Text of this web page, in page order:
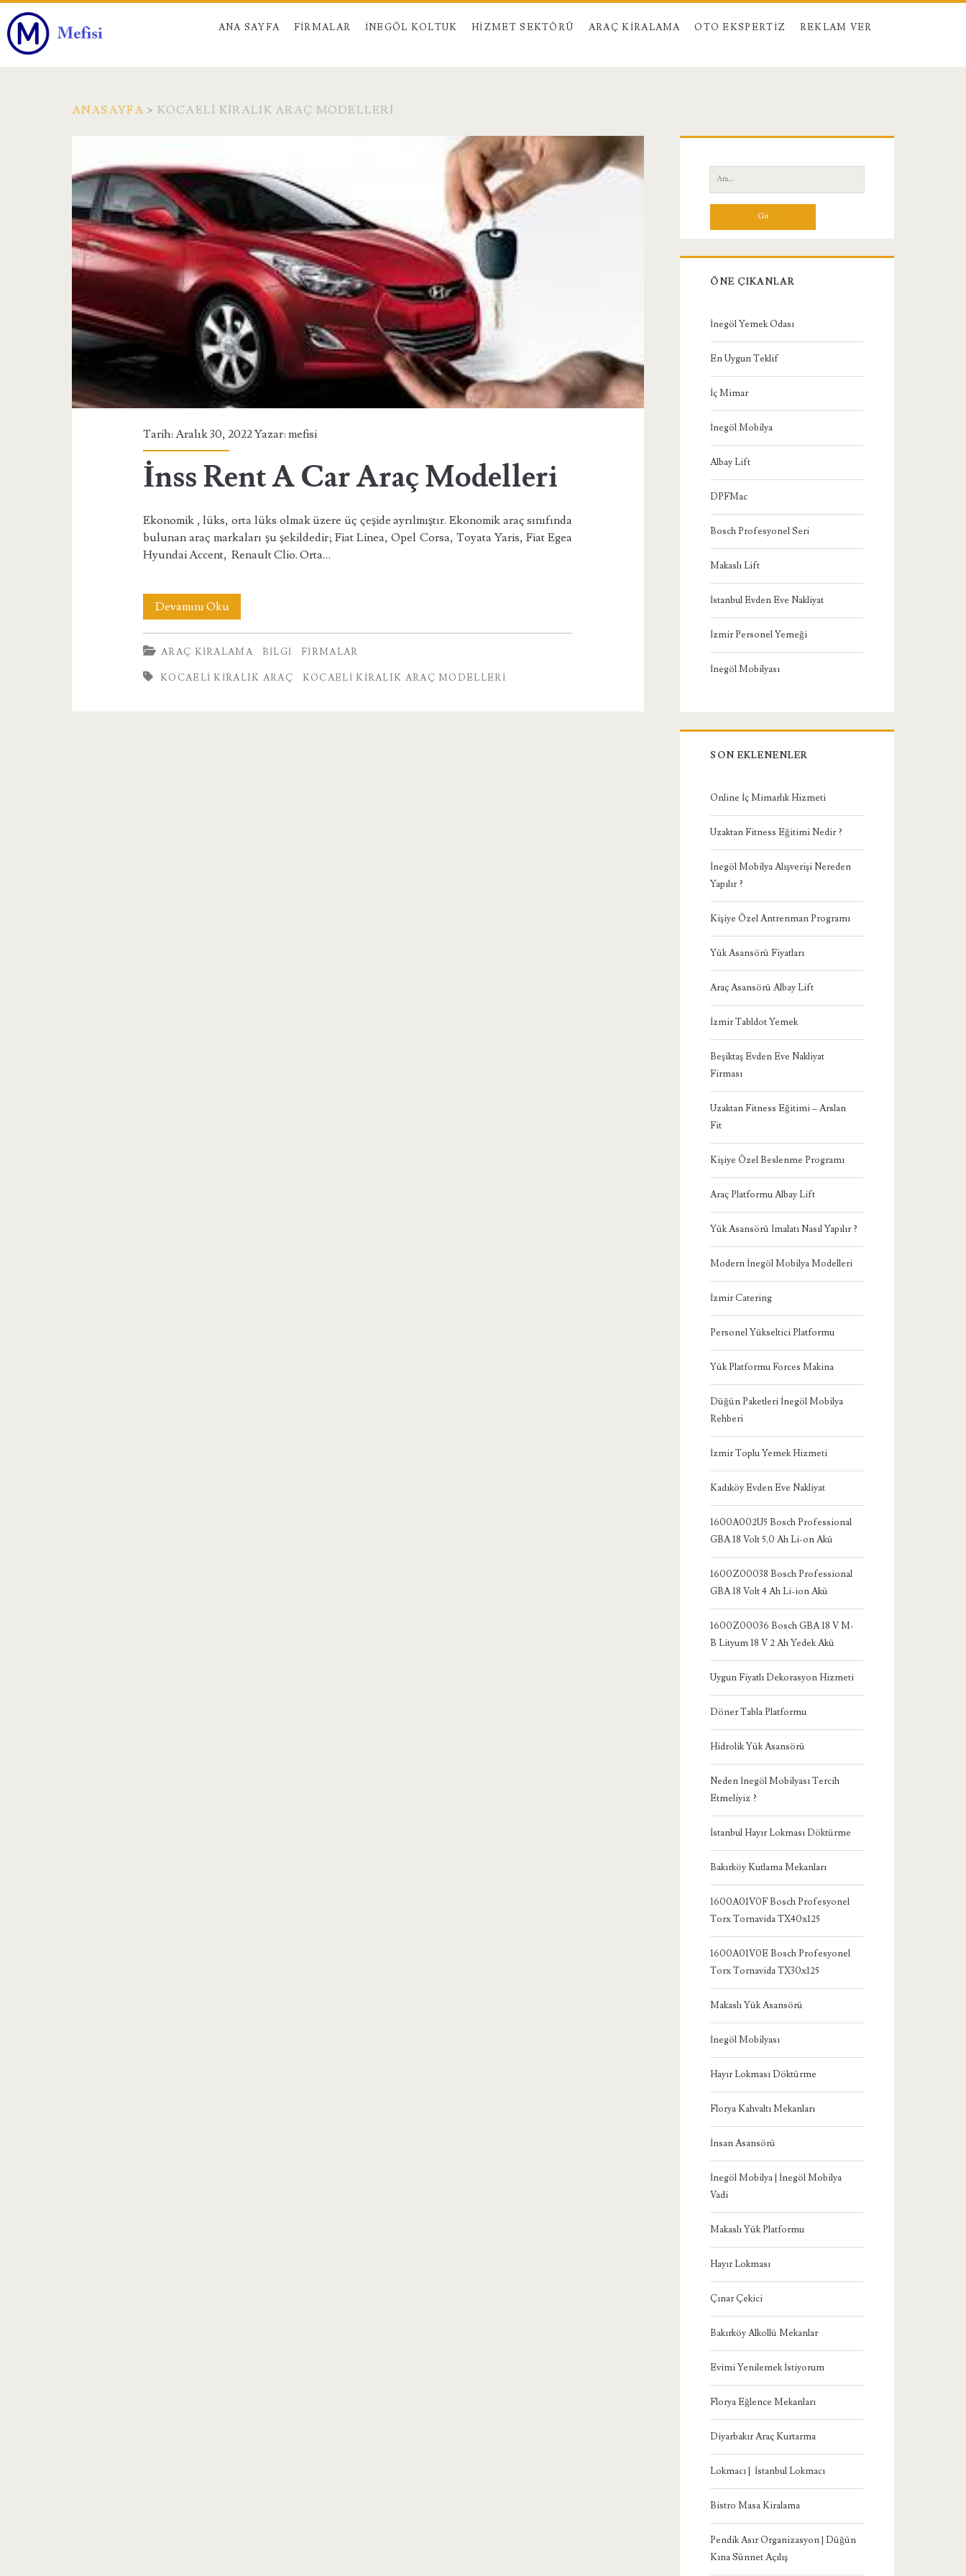
ANA SAYFA FIRMALAR İNEGÖL KOLTUK HIZMET SEKTÖRÜ ARAÇ KIRALAMA OTO EKSPERTIZ REKLAM VER
ANASAYFA > KOCAELI KIRALIK ARAÇ MODELLERI
<span>Kocaeli
Kiralık
Araç
Modelleri</span>
Tarih: Aralık 30, 2022 Yazar:mefisi
İnss Rent A Car Araç Modelleri
Ekonomik , lüks, orta lüks olmak üzere üç çeşide ayrılmıştır. Ekonomik araç sınıfında
bulunan araç markaları şu şekildedir; Fiat Linea, Opel Corsa, Toyata Yaris, Fiat Egea
Hyundai Accent, Renault Clio. Orta…
Devamını Okuİnss
Rent
A
Car
ARAÇ KIRALAMA BILGI FIRMALAR
KOCAELI KIRALIK ARAÇ KOCAELI KIRALIK ARAÇ MODELLERI
Yan
Menü
Ara:
ÖNE ÇIKANLAR
İnegöl Yemek Odası
En Uygun Teklif
İç Mimar
İnegöl Mobilya
Albay Lift
DPFMac
Bosch Profesyonel Seri
Makaslı Lift
İstanbul Evden Eve Nakliyat
İzmir Personel Yemeği
İnegöl Mobilyası
SON EKLENENLER
Online İç Mimarlık Hizmeti
Uzaktan Fitness Eğitimi Nedir ?
İnegöl Mobilya Alışverişi Nereden
Yapılır ?
Kişiye Özel Antrenman Programı
Yük Asansörü Fiyatları
Araç Asansörü Albay Lift
İzmir Tabldot Yemek
Beşiktaş Evden Eve Nakliyat
Firması
Uzaktan Fitness Eğitimi – Arslan
Fit
Kişiye Özel Beslenme Programı
Araç Platformu Albay Lift
Yük Asansörü İmalatı Nasıl Yapılır ?
Modern İnegöl Mobilya Modelleri
İzmir Catering
Personel Yükseltici Platformu
Yük Platformu Forces Makina
Düğün Paketleri İnegöl Mobilya
Rehberi
İzmir Toplu Yemek Hizmeti
Kadıköy Evden Eve Nakliyat
1600A002U5 Bosch Professional
GBA 18 Volt 5,0 Ah Li-on Akü
1600Z00038 Bosch Professional
GBA 18 Volt 4 Ah Li-ion Akü
1600Z00036 Bosch GBA 18 V M-
B Lityum 18 V 2 Ah Yedek Akü
Uygun Fiyatlı Dekorasyon Hizmeti
Döner Tabla Platformu
Hidrolik Yük Asansörü
Neden İnegöl Mobilyası Tercih
Etmeliyiz ?
İstanbul Hayır Lokması Döktürme
Bakırköy Kutlama Mekanları
1600A01V0F Bosch Profesyonel
Torx Tornavida TX40x125
1600A01V0E Bosch Profesyonel
Torx Tornavida TX30x125
Makaslı Yük Asansörü
İnegöl Mobilyası
Hayır Lokması Döktürme
Florya Kahvaltı Mekanları
İnsan Asansörü
İnegöl Mobilya | İnegöl Mobilya
Vadi
Makaslı Yük Platformu
Hayır Lokması
Çınar Çekici
Bakırköy Alkollü Mekanlar
Evimi Yenilemek İstiyorum
Florya Eğlence Mekanları
Diyarbakır Araç Kurtarma
Lokmacı | İstanbul Lokmacı
Bistro Masa Kiralama
Pendik Asır Organizasyon | Düğün
Kına Sünnet Açılış